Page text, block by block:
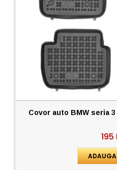
Covor auto BMW seria 3
195